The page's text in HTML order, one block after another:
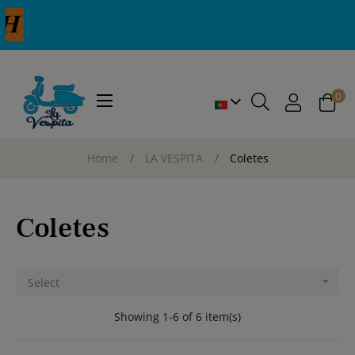
Toggle
☰ 0
Home LA VESPITA Coletes
Coletes
Select 
Showing 1-6 of 6 item(s)